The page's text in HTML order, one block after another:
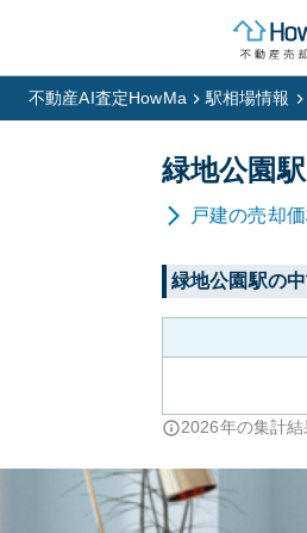
不動産AI査定HowMa 駅相場情報
緑地公園駅
戸建の売却
緑地公園駅の
2026年の集計結